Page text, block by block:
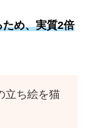
め、実質2倍
立ち絵を猫